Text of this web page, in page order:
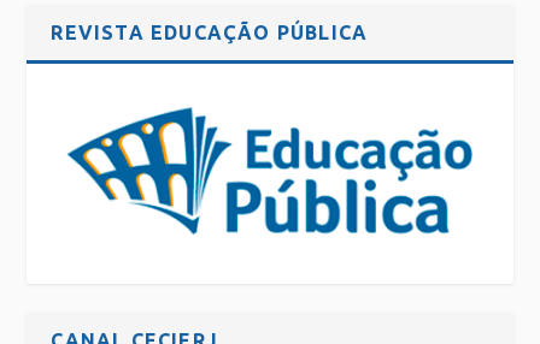
REVISTA EDUCAÇÃO PÚBLICA